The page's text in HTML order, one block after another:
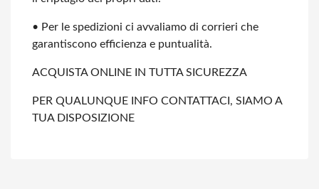
• Per le spedizioni ci avvaliamo di corrieri che
garantiscono efficienza e puntualità.
ACQUISTA ONLINE IN TUTTA SICUREZZA
PER QUALUNQUE INFO CONTATTACI, SIAMO A
TUA DISPOSIZIONE